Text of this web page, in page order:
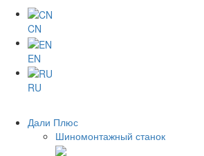
CN
EN
RU
Дали Плюс
Шиномонтажный станок